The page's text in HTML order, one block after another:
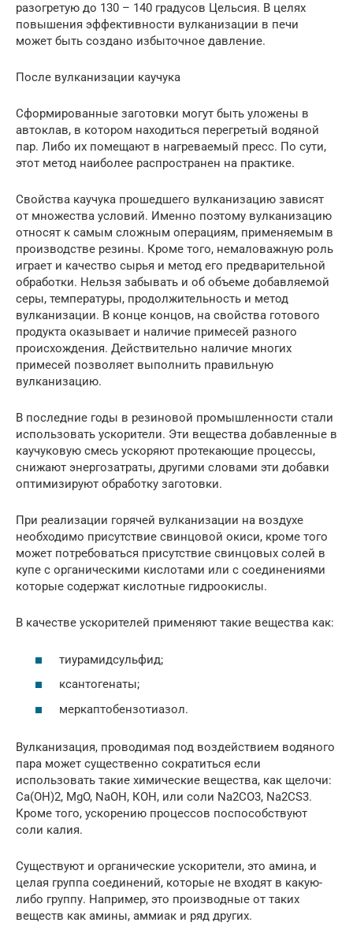
разогретую до 130 – 140 градусов Цельсия. В целях
повышения эффективности вулканизации в печи
может быть создано избыточное давление.
После вулканизации каучука
Сформированные заготовки могут быть уложены в
автоклав, в котором находиться перегретый водяной
пар. Либо их помещают в нагреваемый пресс. По сути,
этот метод наиболее распространен на практике.
Свойства каучука прошедшего вулканизацию зависят
от множества условий. Именно поэтому вулканизацию
относят к самым сложным операциям, применяемым в
производстве резины. Кроме того, немаловажную роль
играет и качество сырья и метод его предварительной
обработки. Нельзя забывать и об объеме добавляемой
серы, температуры, продолжительность и метод
вулканизации. В конце концов, на свойства готового
продукта оказывает и наличие примесей разного
происхождения. Действительно наличие многих
примесей позволяет выполнить правильную
вулканизацию.
В последние годы в резиновой промышленности стали
использовать ускорители. Эти вещества добавленные в
каучуковую смесь ускоряют протекающие процессы,
снижают энергозатраты, другими словами эти добавки
оптимизируют обработку заготовки.
При реализации горячей вулканизации на воздухе
необходимо присутствие свинцовой окиси, кроме того
может потребоваться присутствие свинцовых солей в
купе с органическими кислотами или с соединениями
которые содержат кислотные гидроокислы.
В качестве ускорителей применяют такие вещества как:
тиурамидсульфид;
ксантогенаты;
меркаптобензотиазол.
Вулканизация, проводимая под воздействием водяного
пара может существенно сократиться если
использовать такие химические вещества, как щелочи:
Са(ОН)2, MgO, NaOH, КОН, или соли Na2CО3, Na2CS3.
Кроме того, ускорению процессов поспособствуют
соли калия.
Существуют и органические ускорители, это амина, и
целая группа соединений, которые не входят в какую-
либо группу. Например, это производные от таких
веществ как амины, аммиак и ряд других.